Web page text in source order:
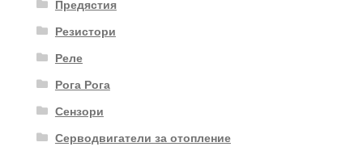
Предястия
Резистори
Реле
Рога Рога
Сензори
Серводвигатели за отопление